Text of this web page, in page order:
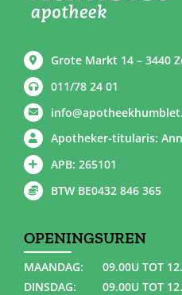
Grote Markt 14 – 3440
011/78 24 01
Apotheker-titularis:
APB: 265101
BTW BE0432 846 365
OPENINGSUREN
MAANDAG:
09.00U TOT
DINSDAG:
09.00U TOT